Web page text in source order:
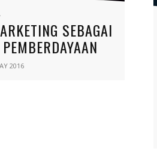
SEBAGAI
2016